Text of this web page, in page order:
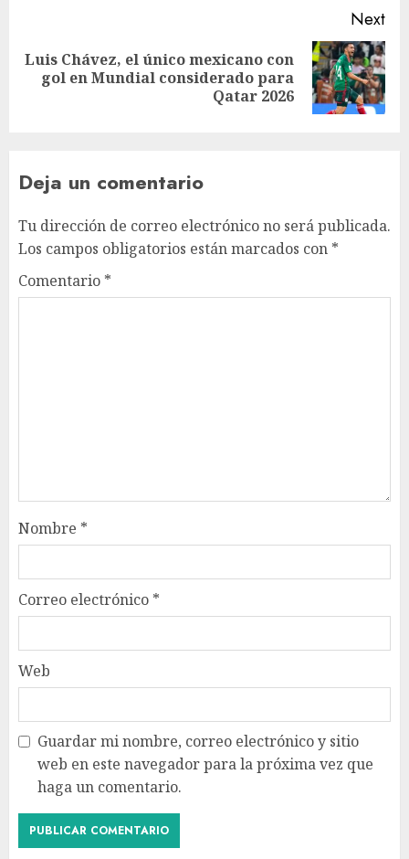
Next
Luis Chávez, el único mexicano con
gol en Mundial considerado para
Qatar 2026
Deja un comentario
Tu dirección de correo electrónico no será publicada.
Los campos obligatorios están marcados con *
Comentario *
Nombre *
Correo electrónico *
Web
Guardar mi nombre, correo electrónico y sitio
web en este navegador para la próxima vez que
haga un comentario.